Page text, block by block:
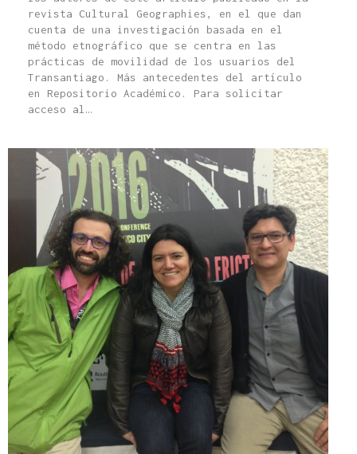
revista Cultural Geographies, en el que dan
cuenta de una investigación basada en el
método etnográfico que se centra en las
prácticas de movilidad de los usuarios del
Transantiago. Más antecedentes del artículo
en Repositorio Académico. Para solicitar
acceso al…